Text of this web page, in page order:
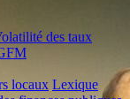
des taux
locaux Lexique